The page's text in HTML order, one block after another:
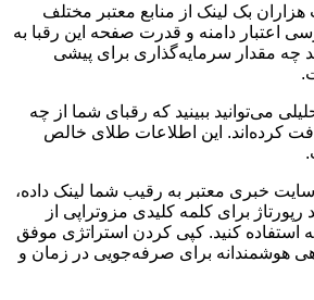
بک لینک از منابع معتبر مختلف
اعتبار دامنه و قدرت صفحه این رقبا به
چه مقدار سرمایه‌گذاری برای پیشی
می‌توانید ببینید که رقبای شما از چه
کرده‌اند. این اطلاعات طلای خالص
خبری معتبر به رقیب شما لینک داده،
رپورتاژ برای کلمه کلیدی مزوتراپی از
استفاده کنید. کپی کردن استراتژی موفق
هوشمندانه برای صرفه‌جویی در زمان و